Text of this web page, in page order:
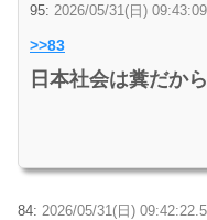
95: 2026/05/31(日)
>>83
日本社会は糞だか
84: 2026/05/31(日)